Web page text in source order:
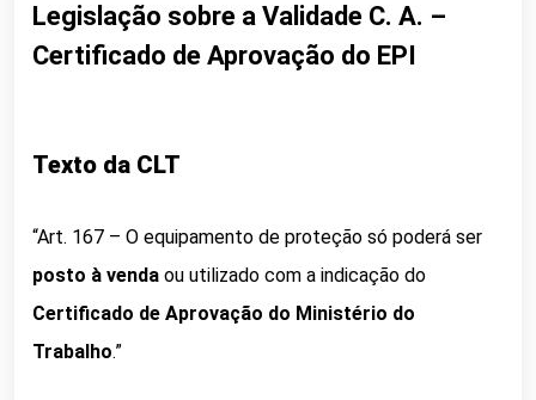
Legislação sobre a Validade C. A. –
Certificado de Aprovação do EPI
Texto da CLT
“Art. 167 – O equipamento de proteção só poderá ser
posto à venda ou utilizado com a indicação do
Certificado de Aprovação do Ministério do
Trabalho.”